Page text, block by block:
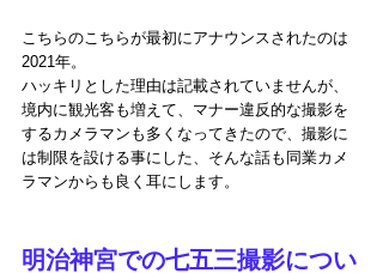
こちらのこちらが最初にアナウンスされたのは
2021年。
ハッキリとした理由は記載されていませんが、
境内に観光客も増えて、マナー違反的な撮影を
するカメラマンも多くなってきたので、撮影に
は制限を設ける事にした、そんな話も同業カメ
ラマンからも良く耳にします。
明治神宮での七五三撮影につい